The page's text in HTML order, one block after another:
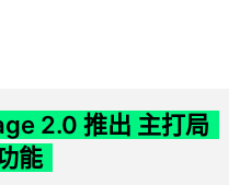
2.0 推出 主打局
能